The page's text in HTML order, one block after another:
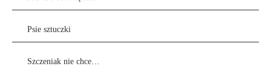
Psie sztuczki
Szczeniak nie chce…